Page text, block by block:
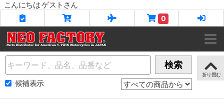
こんにちは ゲストさん
0
Name 検索
候補表示